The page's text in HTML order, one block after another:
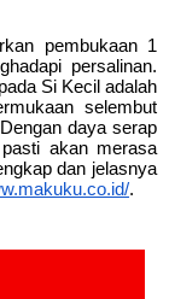
pembukaan 1
persalinan.
Si Kecil adalah
selembut
daya serap
akan merasa
dan jelasnya
.